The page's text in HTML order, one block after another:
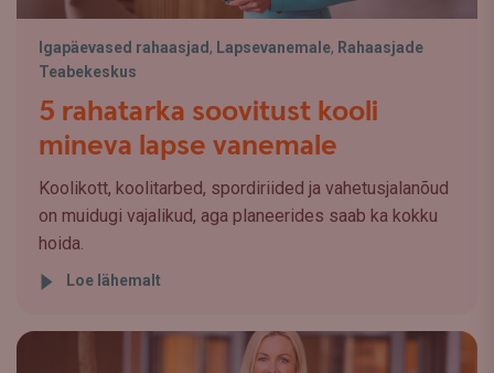
Igapäevased rahaasjad , Lapsevanemale, Rahaasjade
Teabekeskus
5 rahatarka soovitust kooli
mineva lapse vanemale
Koolikott, koolitarbed, spordiriided ja vahetusjalanõud
on muidugi vajalikud, aga planeerides saab ka kokku
hoida.
Loe lähemalt